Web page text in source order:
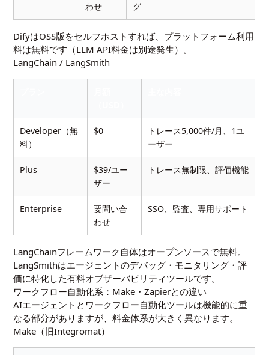
わせ
グ
DifyはOSS版をセルフホストすれば、プラットフォーム利用
料は無料です（LLM API料金は別途発生）。
LangChain / LangSmith
Developer（無
料）
$0
トレース5,000件/月、1ユ
ーザー
Plus
$39/ユー
ザー
トレース無制限、評価機能
Enterprise
要問い合
わせ
SSO、監査、専用サポート
LangChainフレームワーク自体はオープンソースで無料。
LangSmithはエージェントのデバッグ・モニタリング・評
価に特化した有料オブザーバビリティツールです。
ワークフロー自動化系：Make・Zapierとの違い
AIエージェントとワークフロー自動化ツールは機能的に重
なる部分がありますが、料金体系が大きく異なります。
Make（旧Integromat）